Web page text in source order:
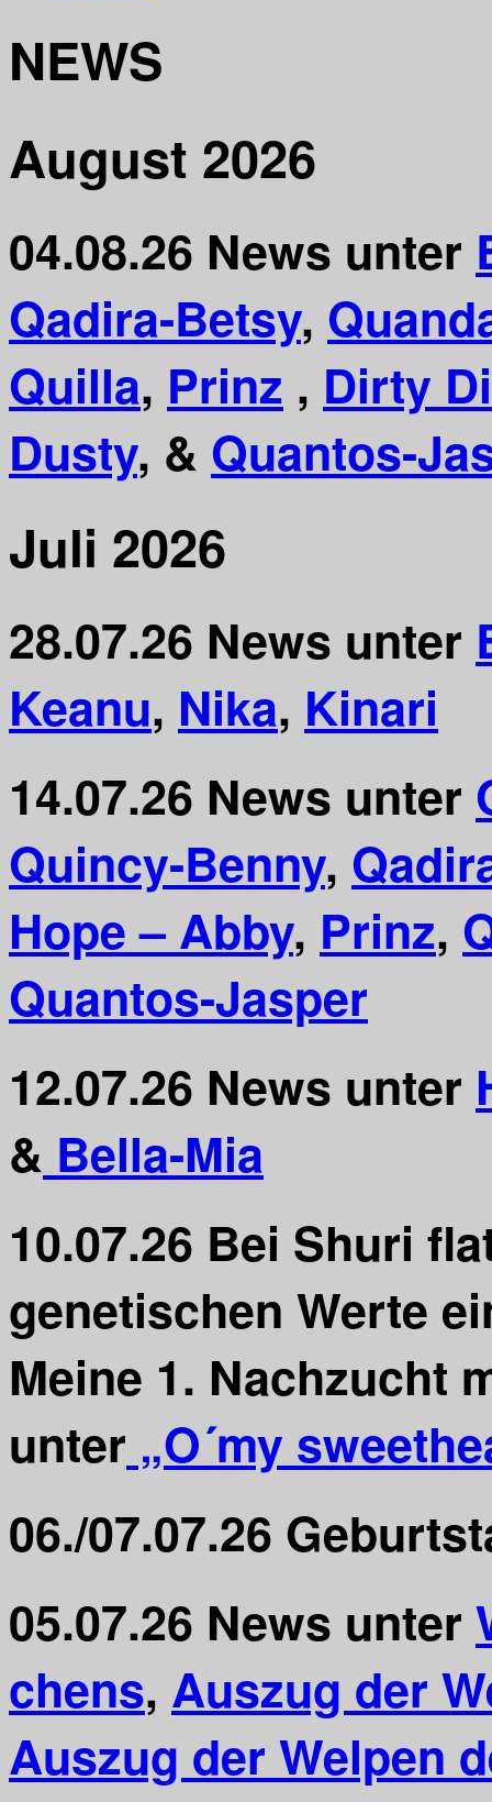
NEWS
August 2026
04.08.26 News unter
Qadira-Betsy,
Quilla, Prinz , Dirty
Dusty, & Quantos-
Juli 2026
28.07.26 News unter
Keanu, Nika, Kinari
14.07.26 News unter
Quincy-Benny,
Hope – Abby, Prinz,
Quantos-Jasper
12.07.26 News unter
& Bella-Mia
10.07.26 Bei Shuri
genetischen Werte
Meine 1. Nachzucht
unter „O´my
06./07.07.26
05.07.26 News unter
chens, Auszug der
Auszug der Welpen